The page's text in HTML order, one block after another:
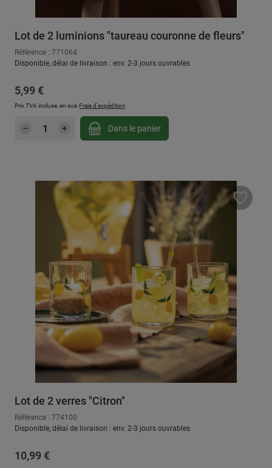
Lot de 2 luminions "taureau couronne de fleurs"
Référence : 771064
Disponible, délai de livraison : env. 2-3 jours ouvrables
Prix régulier :
5,99 €
Prix TVA incluse, en sus Frais d'expédition
Quantité de produit : Entrez la quantité
Dans le panier
Lot de 2 verres "Citron"
Référence : 774100
Disponible, délai de livraison : env. 2-3 jours ouvrables
Prix régulier :
10,99 €